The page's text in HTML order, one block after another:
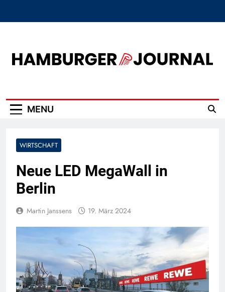
MENU
WIRTSCHAFT
Neue LED MegaWall in
Berlin
Martin Janssens 19. März 2024